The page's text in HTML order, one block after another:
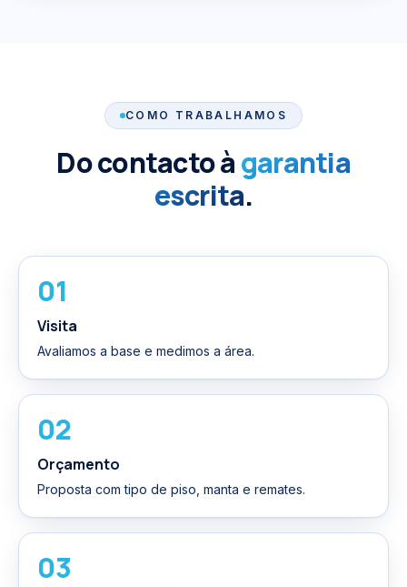
COMO TRABALHAMOS
Do contacto àgarantia
escrita.
01
Visita
Avaliamos a base e medimos a área.
02
Orçamento
Proposta com tipo de piso, manta e remates.
03